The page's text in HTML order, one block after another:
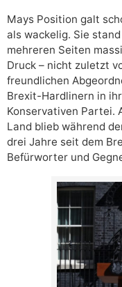
Mays Position galt
als wackelig. Sie
mehreren Seiten
Druck – nicht zuletzt
freundlichen
Brexit-Hardlinern in
Konservativen Partei.
Land blieb während
drei Jahre seit dem
Befürworter und